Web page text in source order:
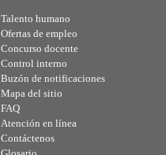
Talento humano
Ofertas de empleo
Concurso docente
Control interno
Buzón de notificaciones
Mapa del sitio
FAQ
Atención en línea
Contáctenos